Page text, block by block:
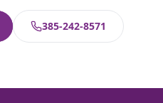
385-242-8571